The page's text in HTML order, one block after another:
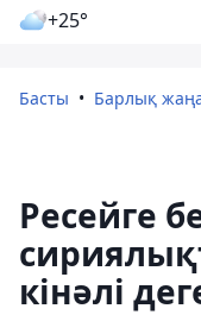
+25°
Басты Барлық
Ресейге
кінәлі